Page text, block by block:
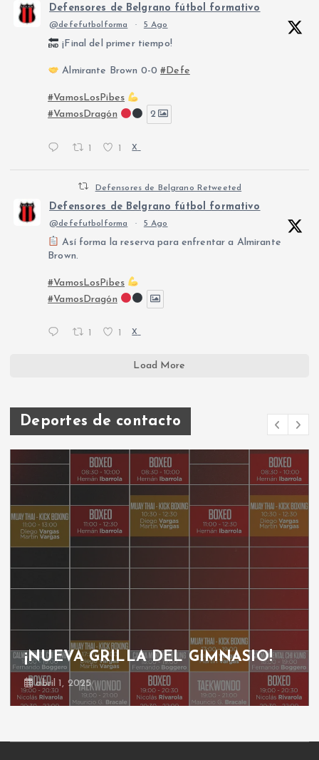
Defensores de Belgrano fútbol formativo
@defefutbolforma · 5 Ago
¡Final del primer tiempo!
Almirante Brown 0-0#Defe
#VamosLosPibes
#VamosDragón
2
1 1 X
Defensores de Belgrano Retweeted
Defensores de Belgrano fútbol formativo
@defefutbolforma · 5 Ago
Así forma la reserva para enfrentar a Almirante
Brown.
#VamosLosPibes
#VamosDragón
X
Load More
Deportes de contacto
¡NUEVA GRILLA DEL GIMNASIO!
abril 1, 2025